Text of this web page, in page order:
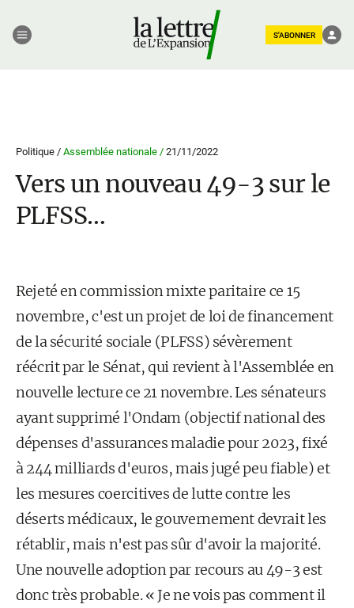
S'ABONNER
Politique / Assemblée nationale / 21/11/2022
Vers un nouveau 49-3 sur le
PLFSS…
Rejeté en commission mixte paritaire ce 15
novembre, c'est un projet de loi de financement
de la sécurité sociale (PLFSS) sévèrement
réécrit par le Sénat, qui revient à l'Assemblée en
nouvelle lecture ce 21 novembre. Les sénateurs
ayant supprimé l'Ondam (objectif national des
dépenses d'assurances maladie pour 2023, fixé
à 244 milliards d'euros, mais jugé peu fiable) et
les mesures coercitives de lutte contre les
déserts médicaux, le gouvernement devrait les
rétablir, mais n'est pas sûr d'avoir la majorité.
Une nouvelle adoption par recours au 49-3 est
donc très probable. « Je ne vois pas comment il